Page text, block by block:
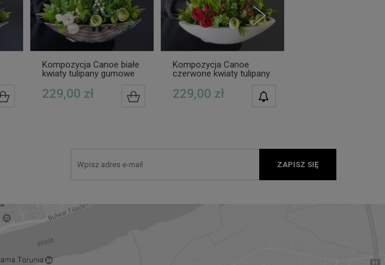
DO KOSZYKA
Kompozycja Canoe białe
kwiaty tulipany gumowe
229,00 zł DO KOSZYKA
Kompozycja Canoe
czerwone kwiaty tulipany
229,00 zł
ZAPISZ SIĘ